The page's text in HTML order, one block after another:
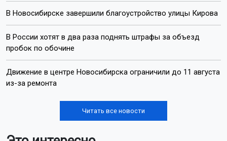
Подписывайтесь на нас: